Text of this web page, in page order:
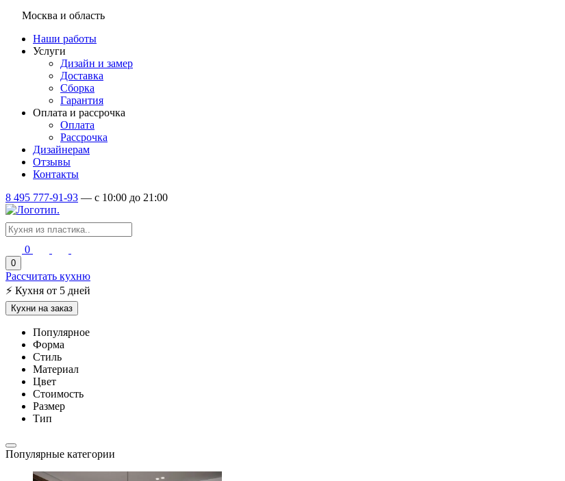
Москва и область
Наши работы
Услуги
Дизайн и замер
Доставка
Сборка
Гарантия
Оплата и рассрочка
Оплата
Рассрочка
Дизайнерам
Отзывы
Контакты
8 495 777-91-93 — c 10:00 до 21:00
0
0
Рассчитать кухню
⚡ Кухня от 5 дней
Кухни на заказ
Популярное
Форма
Стиль
Материал
Цвет
Стоимость
Размер
Тип
Популярные категории